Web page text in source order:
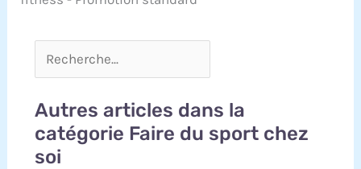
Autres articles dans la
catégorie Faire du sport chez
soi